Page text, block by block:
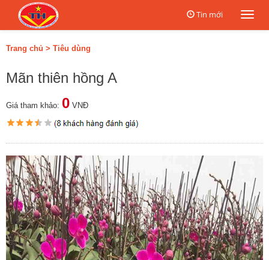
Tin mới
Trang chủ > Tiêu dùng
Mãn thiên hồng A
Giá tham khảo: 0 VNĐ